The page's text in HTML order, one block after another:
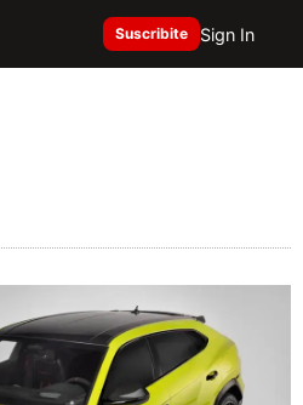
Suscribite Sign In